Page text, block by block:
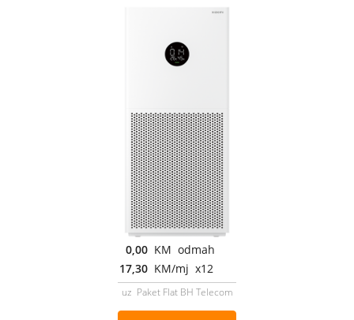
0,00 KM odmah
17,30 KM/mj x12
uz Paket Flat BH Telecom